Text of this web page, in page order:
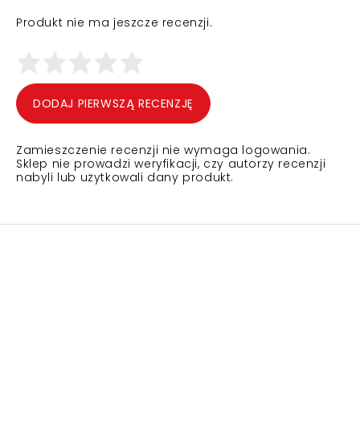
Produkt nie ma jeszcze recenzji.
DODAJ PIERWSZĄ RECENZJĘ
Zamieszczenie recenzji nie wymaga logowania.
Sklep nie prowadzi weryfikacji, czy autorzy recenzji
nabyli lub użytkowali dany produkt.